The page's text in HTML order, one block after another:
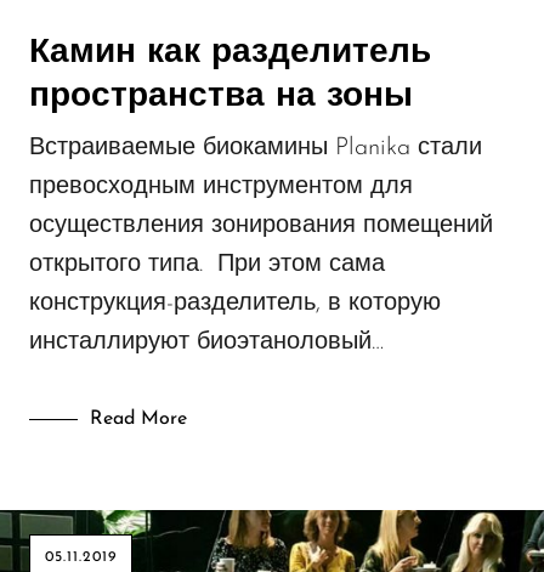
Камин как разделитель
пространства на зоны
Встраиваемые биокамины Planika стали
превосходным инструментом для
осуществления зонирования помещений
открытого типа. При этом сама
конструкция-разделитель, в которую
инсталлируют биоэтаноловый…
Read More
05.11.2019